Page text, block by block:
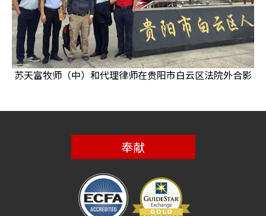
苏天富牧师（中）和代理律师在贵阳市白云区法院外合影
奉献